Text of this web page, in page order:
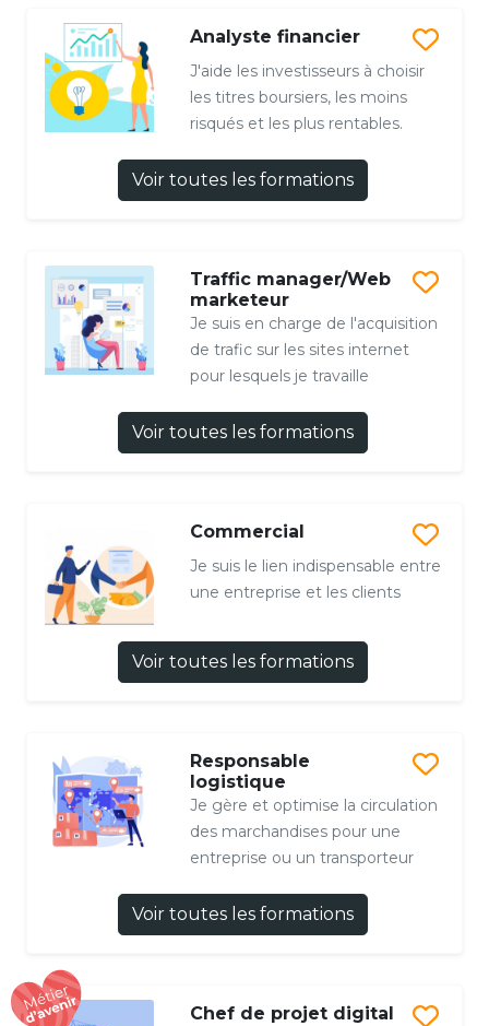
Analyste financier
J'aide les investisseurs à choisir
les titres boursiers, les moins
risqués et les plus rentables.
Voir toutes les formations
Traffic manager/Web
marketeur
Je suis en charge de l'acquisition
de trafic sur les sites internet
pour lesquels je travaille
Voir toutes les formations
Commercial
Je suis le lien indispensable entre
une entreprise et les clients
Voir toutes les formations
Responsable
logistique
Je gère et optimise la circulation
des marchandises pour une
entreprise ou un transporteur
Voir toutes les formations
Chef de projet digital